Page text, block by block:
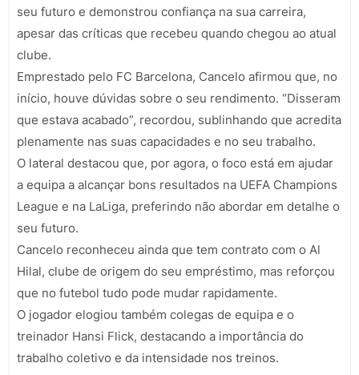
seu futuro e demonstrou confiança na sua carreira,
apesar das críticas que recebeu quando chegou ao atual
clube.
Emprestado pelo FC Barcelona, Cancelo afirmou que, no
início, houve dúvidas sobre o seu rendimento. “Disseram
que estava acabado”, recordou, sublinhando que acredita
plenamente nas suas capacidades e no seu trabalho.
O lateral destacou que, por agora, o foco está em ajudar
a equipa a alcançar bons resultados na UEFA Champions
League e na LaLiga, preferindo não abordar em detalhe o
seu futuro.
Cancelo reconheceu ainda que tem contrato com o Al
Hilal, clube de origem do seu empréstimo, mas reforçou
que no futebol tudo pode mudar rapidamente.
O jogador elogiou também colegas de equipa e o
treinador Hansi Flick, destacando a importância do
trabalho coletivo e da intensidade nos treinos.